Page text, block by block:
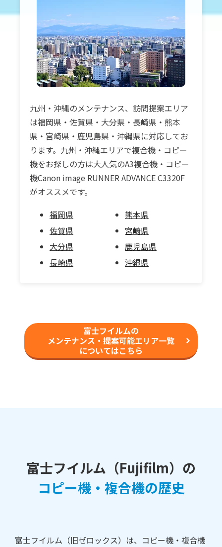
九州・沖縄のメンテナンス、訪問提案エリア
は福岡県・佐賀県・大分県・長崎県・熊本
県・宮崎県・鹿児島県・沖縄県に対応してお
ります。九州・沖縄エリアで複合機・コピー
機をお探しの方は大人気のA3複合機・コピー
機Canon image RUNNER ADVANCE C3320F
がオススメです。
福岡県
佐賀県
大分県
長崎県
熊本県
宮崎県
鹿児島県
沖縄県
富士フイルムの
メンテナンス・提案可能エリア一覧
についてはこちら
富士フイルム（Fujifilm）の
コピー機・複合機の歴史
富士フイルム（旧ゼロックス）は、コピー機・複合機